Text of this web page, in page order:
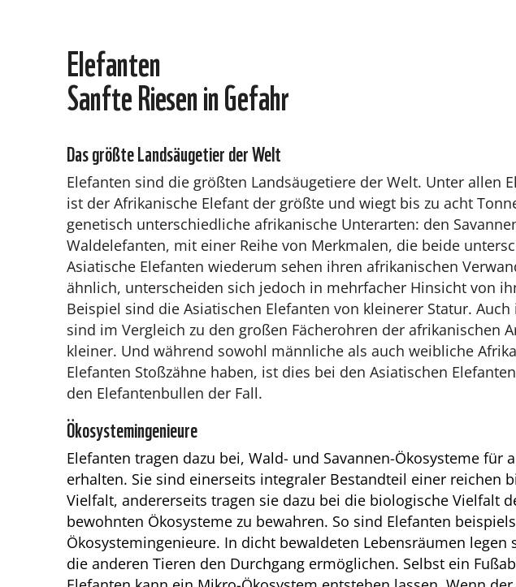
Elefanten
Sanfte Riesen in Gefahr
Das größte Landsäugetier der Welt
Elefanten sind die größten Landsäugetiere der Welt. Unter allen
ist der Afrikanische Elefant der größte und wiegt bis zu acht
genetisch unterschiedliche afrikanische Unterarten: den
Waldelefanten, mit einer Reihe von Merkmalen, die beide
Asiatische Elefanten wiederum sehen ihren afrikanischen
ähnlich, unterscheiden sich jedoch in mehrfacher Hinsicht von
Beispiel sind die Asiatischen Elefanten von kleinerer Statur. Auch
sind im Vergleich zu den großen Fächerohren der afrikanischen
kleiner. Und während sowohl männliche als auch weibliche
Elefanten Stoßzähne haben, ist dies bei den Asiatischen
den Elefantenbullen der Fall.
Ökosystemingenieure
Elefanten tragen dazu bei, Wald- und Savannen-Ökosysteme für
erhalten. Sie sind einerseits integraler Bestandteil einer reichen
Vielfalt, andererseits tragen sie dazu bei die biologische Vielfalt
bewohnten Ökosysteme zu bewahren. So sind Elefanten
Ökosystemingenieure. In dicht bewaldeten Lebensräumen legen
die anderen Tieren den Durchgang ermöglichen. Selbst ein